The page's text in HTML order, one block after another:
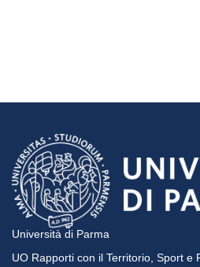
Università di Parma
UO Rapporti con il Territorio, Sport e